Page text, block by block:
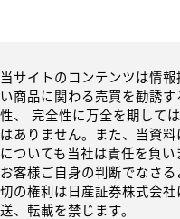
当サイトのコンテンツは情
い商品に関わる売買を勧誘
性、 完全性に万全を期して
はありません。また、当資
についても当社は責任を負い
お客様ご自身の判断でなさ
切の権利は日産証券株式会
送、転載を禁じます。